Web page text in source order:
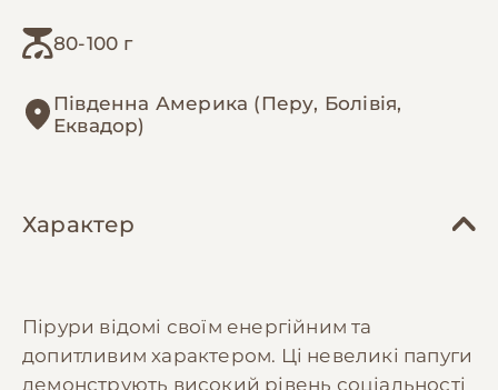
80-100 г
Південна Америка (Перу, Болівія,
Еквадор)
Характер
Пірури відомі своїм енергійним та
допитливим характером. Ці невеликі папуги
демонструють високий рівень соціальності